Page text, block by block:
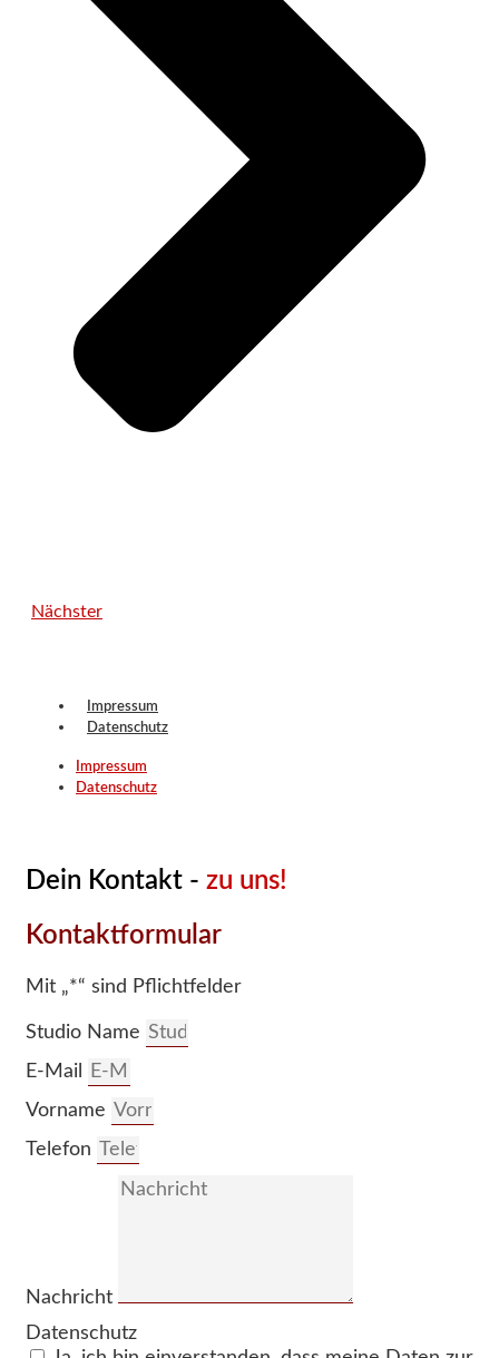
Nächster
Impressum
Datenschutz
Impressum
Datenschutz
Dein Kontakt - zu uns!
Kontaktformular
Mit „*“ sind Pflichtfelder
Studio Name
E-Mail
Vorname
Telefon
Nachricht
Datenschutz